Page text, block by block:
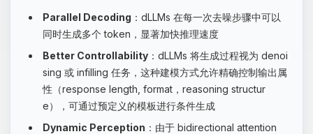
Parallel Decoding ：dLLMs 在每一次去噪步骤中可以
同时生成多个 token，显著加快推理速度
Better Controllability：dLLMs 将生成过程视为 denoi
sing 或 infilling 任务，这种建模方式允许精确控制输出属
性（response length, format，reasoning structur
e），可通过预定义的模板进行条件生成
Dynamic Perception ：由于 bidirectional attention